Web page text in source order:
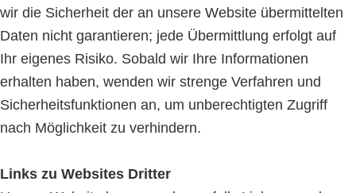
wir die Sicherheit der an unsere Website übermittelten
Daten nicht garantieren; jede Übermittlung erfolgt auf
Ihr eigenes Risiko. Sobald wir Ihre Informationen
erhalten haben, wenden wir strenge Verfahren und
Sicherheitsfunktionen an, um unberechtigten Zugriff
nach Möglichkeit zu verhindern.
Links zu Websites Dritter